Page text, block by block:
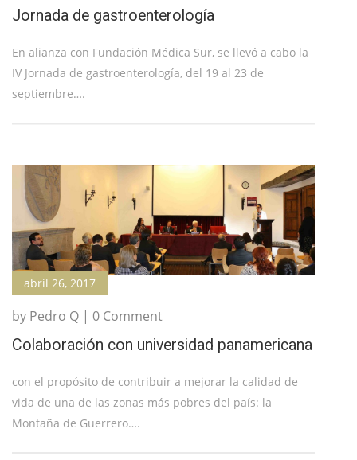
Jornada de gastroenterología
En alianza con Fundación Médica Sur, se llevó a cabo la
IV Jornada de gastroenterología, del 19 al 23 de
septiembre….
abril 26, 2017
by Pedro Q | 0 Comment
Colaboración con universidad panamericana
con el propósito de contribuir a mejorar la calidad de
vida de una de las zonas más pobres del país: la
Montaña de Guerrero….